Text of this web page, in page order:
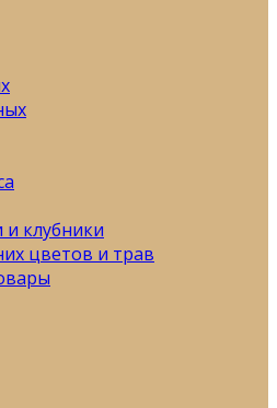
и клубники
цветов и трав